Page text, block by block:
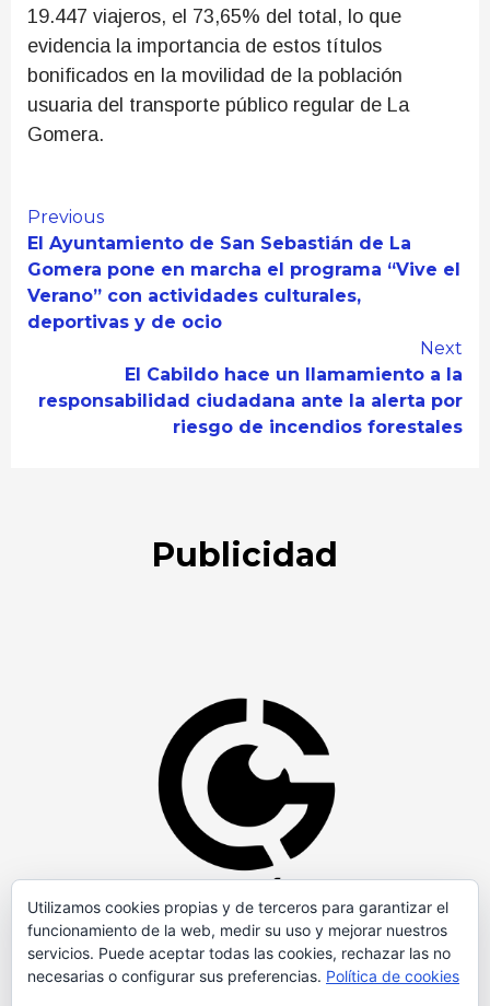
19.447 viajeros, el 73,65% del total, lo que
evidencia la importancia de estos títulos
bonificados en la movilidad de la población
usuaria del transporte público regular de La
Gomera.
Continue
Reading
Previous
El Ayuntamiento de San Sebastián de La
Gomera pone en marcha el programa “Vive el
Verano” con actividades culturales,
deportivas y de ocio
Next
El Cabildo hace un llamamiento a la
responsabilidad ciudadana ante la alerta por
riesgo de incendios forestales
Publicidad
Utilizamos cookies propias y de terceros para garantizar el
funcionamiento de la web, medir su uso y mejorar nuestros
servicios. Puede aceptar todas las cookies, rechazar las no
necesarias o configurar sus preferencias. Política de cookies